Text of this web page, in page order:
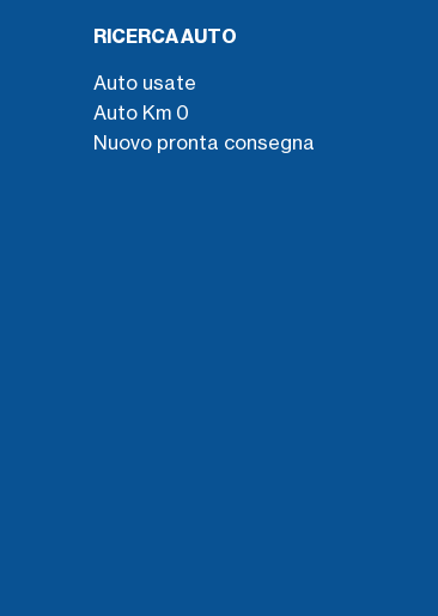
RICERCA AUTO
Auto usate
Auto Km 0
Nuovo pronta consegna